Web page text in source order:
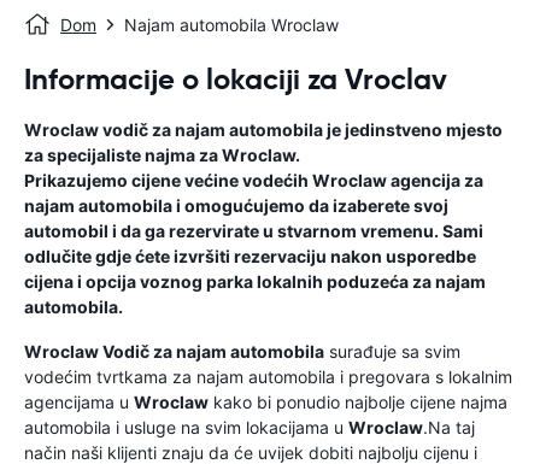
Dom Najam automobila Wroclaw
Informacije o lokaciji za Vroclav
Wroclawvodič za najam automobilaje jedinstveno mjesto
za specijaliste najma zaWroclaw.
Prikazujemo cijene većine vodećih Wroclawagencija za
najam automobila i omogućujemo da izaberete svoj
automobil i da ga rezervirate u stvarnom vremenu. Sami
odlučite gdje ćete izvršiti rezervaciju nakon usporedbe
cijena i opcija voznog parka lokalnih poduzeća za najam
automobila.
WroclawVodič za najam automobila surađuje sa svim
vodećim tvrtkama za najam automobila i pregovara s lokalnim
agencijama u Wroclaw kako bi ponudio najbolje cijene najma
automobila i usluge na svim lokacijama u Wroclaw.Na taj
način naši klijenti znaju da će uvijek dobiti najbolju cijenu i